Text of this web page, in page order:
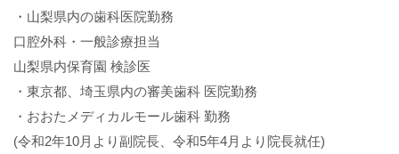
・山梨県内の歯科医院勤務
口腔外科・一般診療担当
山梨県内保育園 検診医
・東京都、埼玉県内の審美歯科 医院勤務
・おおたメディカルモール歯科 勤務
(令和2年10月より副院長、令和5年4月より院長就任)